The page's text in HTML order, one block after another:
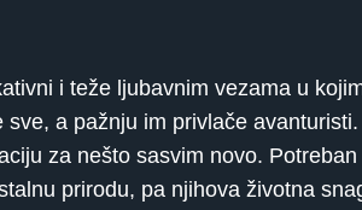
i teže ljubavnim vezama u
a pažnju im privlače
za nešto sasvim novo.
prirodu, pa njihova životna